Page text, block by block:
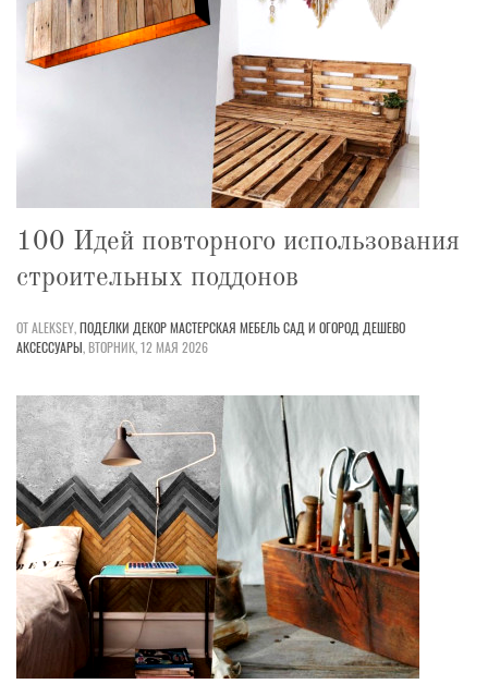
100 Идей повторного использования
строительных поддонов
ОТ ALEKSEY,ПОДЕЛКИ ДЕКОРМАСТЕРСКАЯ МЕБЕЛЬСАД И ОГОРОД ДЕШЕВО
АКСЕССУАРЫ,ВТОРНИК, 12 МАЯ 2026